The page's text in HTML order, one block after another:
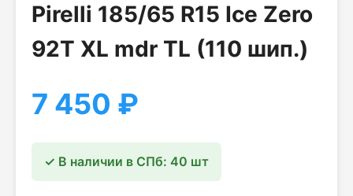
Pirelli 185/65 R15 Ice Zero
92T XL mdr TL (110 шип.)
7 450 ₽
✓ В наличии в СПб: 40 шт